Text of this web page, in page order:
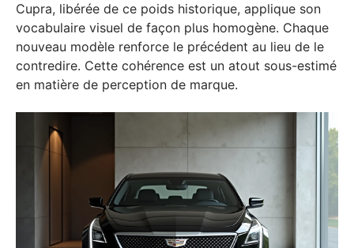
Cupra, libérée de ce poids historique, applique son
vocabulaire visuel de façon plus homogène. Chaque
nouveau modèle renforce le précédent au lieu de le
contredire. Cette cohérence est un atout sous-estimé
en matière de perception de marque.